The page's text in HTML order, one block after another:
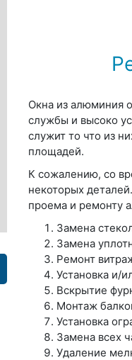
Окна из алюминия
службы и высоко
служит то что из
площадей.
К сожалению, со
некоторых
проема и ремонту
Замена
Замена
Ремонт
Установка и/
Вскрытие
Монтаж
Установка
Замена всех
Удаление